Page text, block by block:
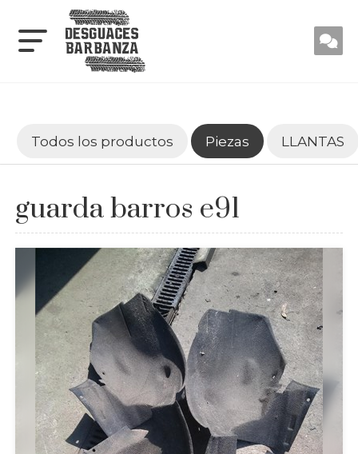
Todos los productos Piezas LLANTAS
guarda barros e91